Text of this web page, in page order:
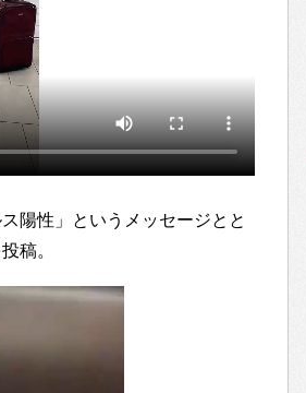
陽性」というメッセージとと
稿。